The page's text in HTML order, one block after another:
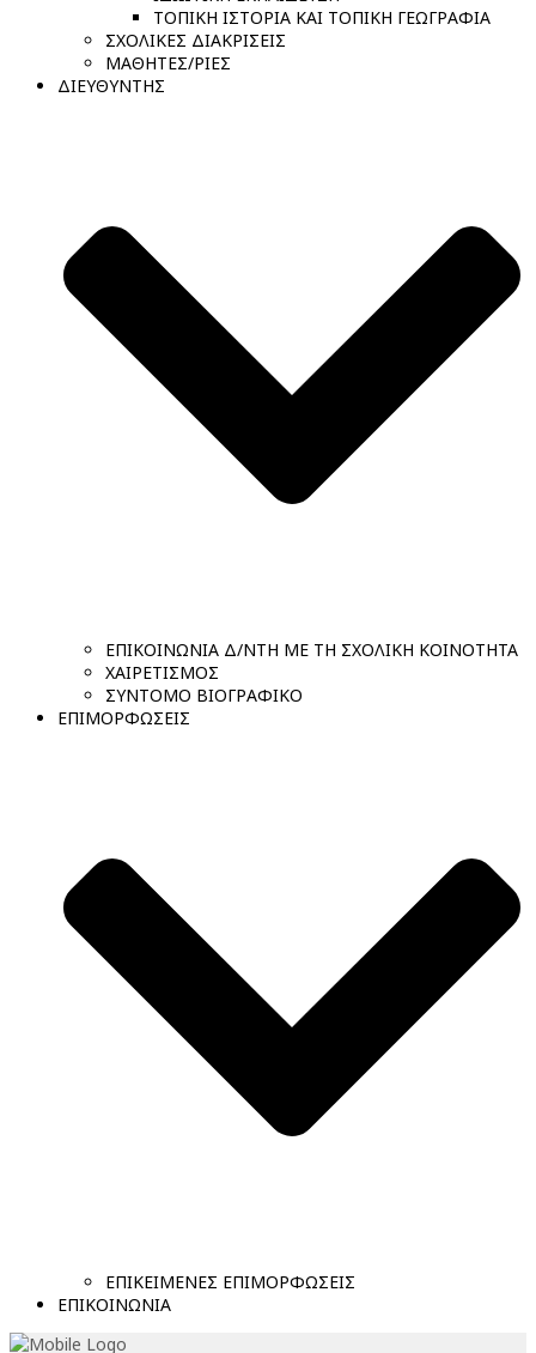
ΤΟΠΙΚΗ ΙΣΤΟΡΙΑ ΚΑΙ ΤΟΠΙΚΗ ΓΕΩΓΡΑΦΙΑ
ΣΧΟΛΙΚΕΣ ΔΙΑΚΡΙΣΕΙΣ
ΜΑΘΗΤΕΣ/ΡΙΕΣ
ΔΙΕΥΘΥΝΤΗΣ
ΕΠΙΚΟΙΝΩΝΙΑ Δ/ΝΤΗ ΜΕ ΤΗ ΣΧΟΛΙΚΗ ΚΟΙΝΟΤΗΤΑ
ΧΑΙΡΕΤΙΣΜΟΣ
ΣΥΝΤΟΜΟ ΒΙΟΓΡΑΦΙΚΟ
ΕΠΙΜΟΡΦΩΣΕΙΣ
ΕΠΙΚΕΙΜΕΝΕΣ ΕΠΙΜΟΡΦΩΣΕΙΣ
ΕΠΙΚΟΙΝΩΝΙΑ